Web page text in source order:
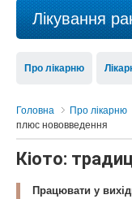
Лікування
Про лікарню
Головна Про лікарню
плюс нововведення
Кіото:
Працювати у